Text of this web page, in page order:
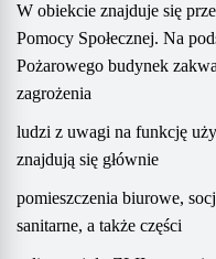
W obiekcie znajduje się
Pomocy Społecznej. Na
Pożarowego budynek
zagrożenia
ludzi z uwagi na funkcję
znajdują się głównie
pomieszczenia biurowe,
sanitarne, a także części